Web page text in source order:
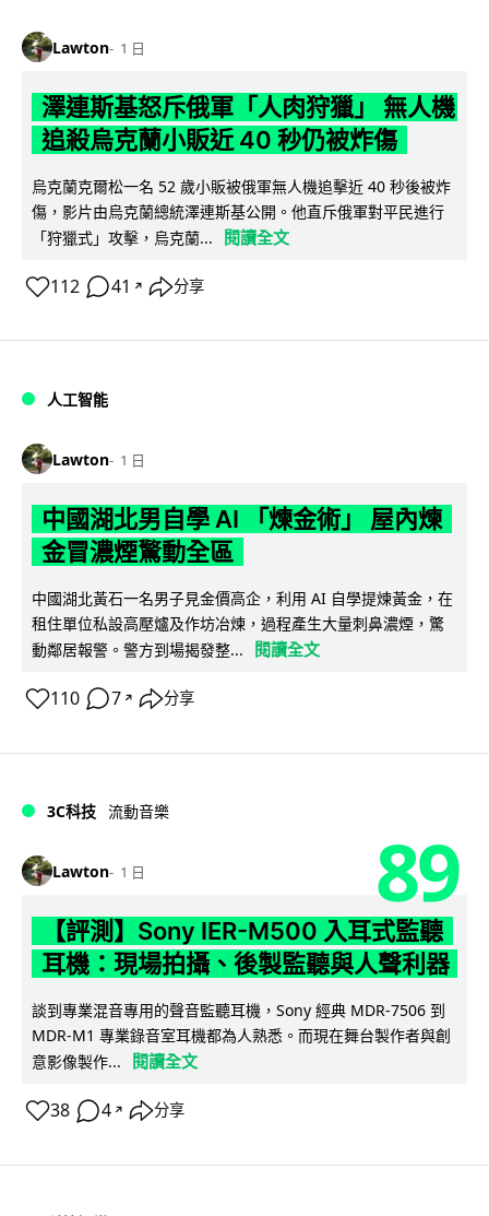
Lawton 1 日
澤連斯基怒斥俄軍「人肉狩獵」 無人機
追殺烏克蘭小販近 40 秒仍被炸傷
烏克蘭克爾松一名 52 歲小販被俄軍無人機追擊近 40 秒後被炸
傷，影片由烏克蘭總統澤連斯基公開。他直斥俄軍對平民進行
「狩獵式」攻擊，烏克蘭...
閱讀全文
112 41 ↗ 分享
人工智能
Lawton 1 日
中國湖北男自學 AI 「煉金術」 屋內煉
金冒濃煙驚動全區
中國湖北黃石一名男子見金價高企，利用 AI 自學提煉黃金，在
租住單位私設高壓爐及作坊冶煉，過程產生大量刺鼻濃煙，驚
動鄰居報警。警方到場揭發整...
閱讀全文
110 7 ↗ 分享
3C科技 流動音樂
Lawton 1 日 89
【評測】Sony IER-M500 入耳式監聽
耳機：現場拍攝、後製監聽與人聲利器
談到專業混音專用的聲音監聽耳機，Sony 經典 MDR-7506 到
MDR-M1 專業錄音室耳機都為人熟悉。而現在舞台製作者與創
意影像製作...
閱讀全文
38 4 ↗ 分享